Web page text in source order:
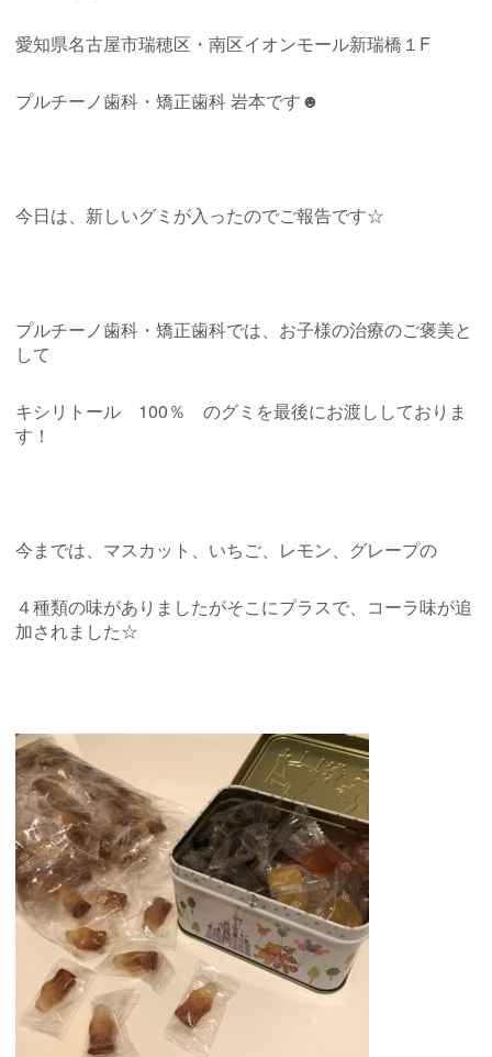
愛知県名古屋市瑞穂区・南区イオンモール新瑞橋１F
プルチーノ歯科・矯正歯科岩本です☻
今日は、新しいグミが入ったのでご報告です☆
プルチーノ歯科・矯正歯科では、お子様の治療のご褒美と
して
キシリトール 100％ のグミを最後にお渡ししておりま
す！
今までは、マスカット、いちご、レモン、グレープの
４種類の味がありましたがそこにプラスで、コーラ味が追
加されました☆